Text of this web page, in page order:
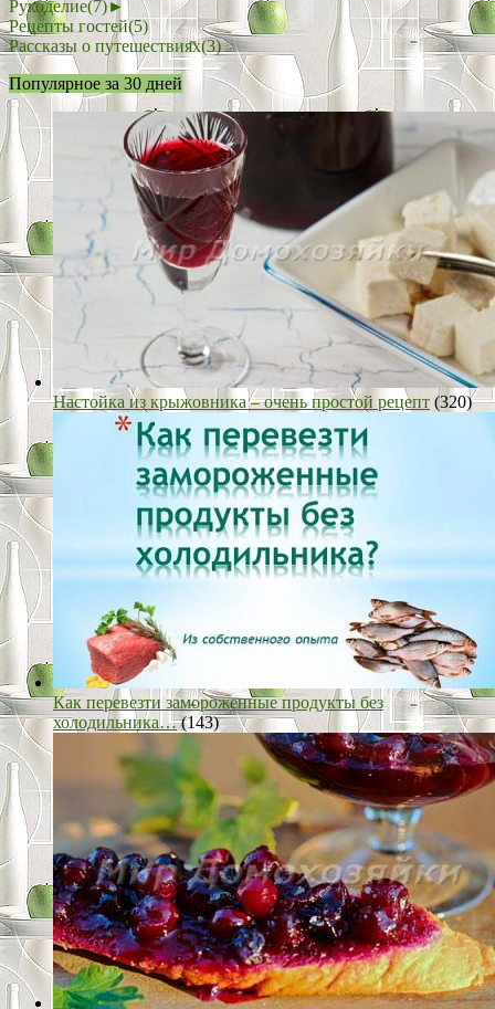
Рукоделие(7)►
Рецепты гостей(5)
Рассказы о путешествиях(3)
Популярное за 30 дней
Настойка из крыжовника – очень простой рецепт (320)
Как перевезти замороженные продукты без
холодильника… (143)